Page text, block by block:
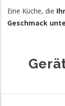
Eine Küche, die
Geschmack